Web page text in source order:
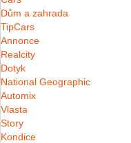
Dům a zahrada
TipCars
Annonce
Realcity
Dotyk
National Geographic
Automix
Vlasta
Story
Kondice